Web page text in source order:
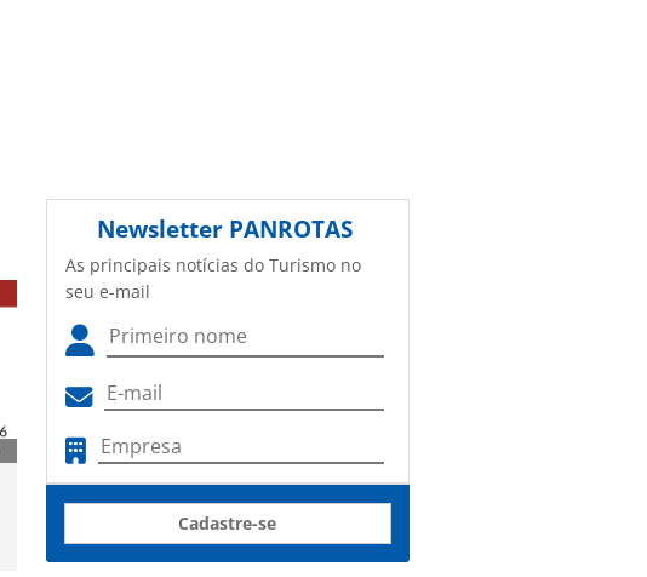
Newsletter PANROTAS
As principais notícias do Turismo no
seu e-mail
Cadastre-se